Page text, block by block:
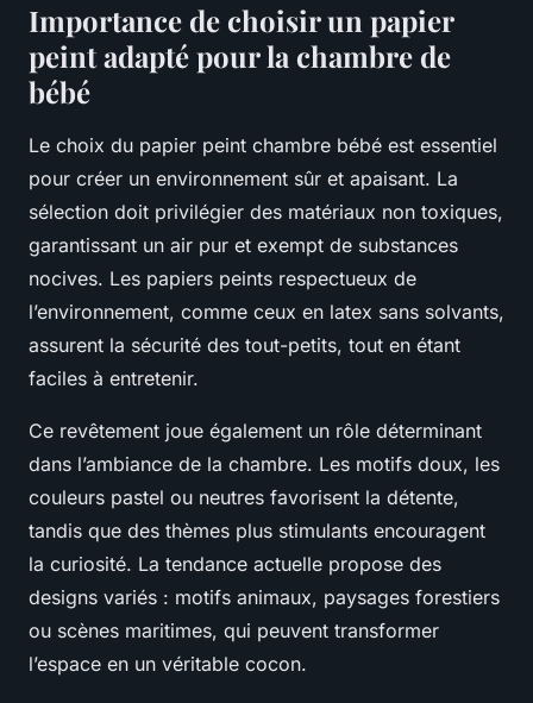
Importance de choisir un papier
peint adapté pour la chambre de
bébé
Le choix du papier peint chambre bébé est essentiel
pour créer un environnement sûr et apaisant. La
sélection doit privilégier des matériaux non toxiques,
garantissant un air pur et exempt de substances
nocives. Les papiers peints respectueux de
l’environnement, comme ceux en latex sans solvants,
assurent la sécurité des tout-petits, tout en étant
faciles à entretenir.
Ce revêtement joue également un rôle déterminant
dans l’ambiance de la chambre. Les motifs doux, les
couleurs pastel ou neutres favorisent la détente,
tandis que des thèmes plus stimulants encouragent
la curiosité. La tendance actuelle propose des
designs variés : motifs animaux, paysages forestiers
ou scènes maritimes, qui peuvent transformer
l’espace en un véritable cocon.